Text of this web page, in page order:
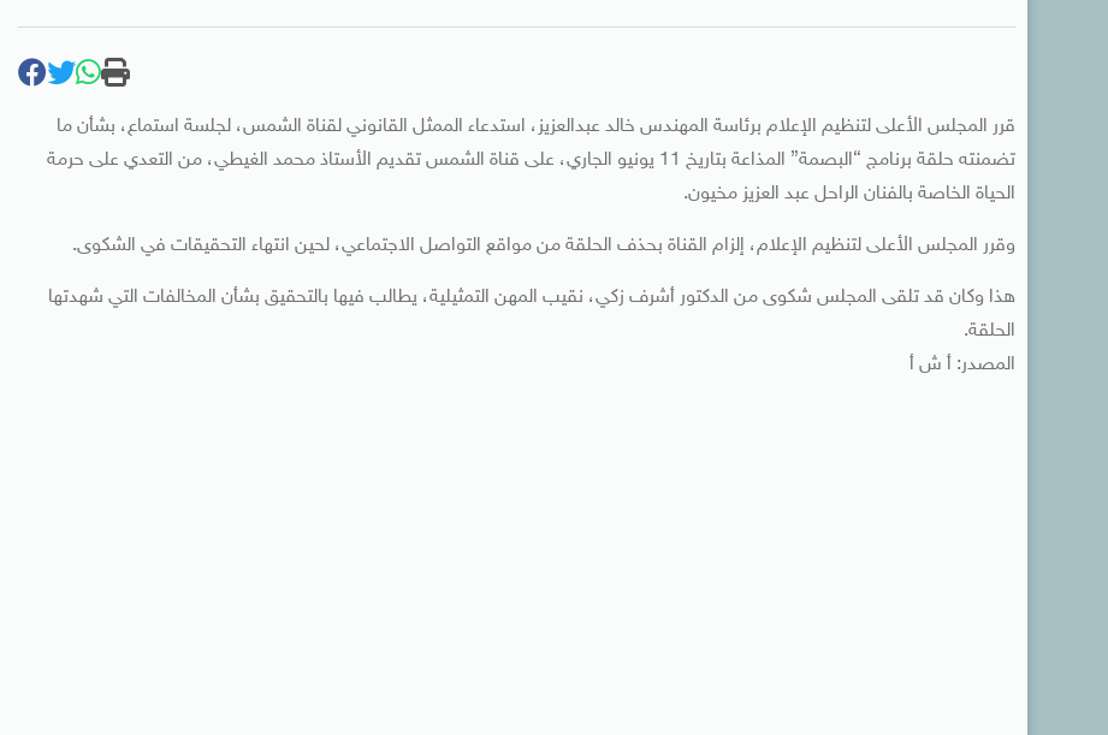
قرر المجلس الأعلى لتنظيم الإعلام برئاسة المهندس خالد عبدالعزيز، استدعاء الممثل القانوني لقناة الشمس، لجلسة استماع، بشأن ما
تضمنته حلقة برنامج “البصمة” المذاعة بتاريخ 11 يونيو الجاري، على قناة الشمس تقديم الأستاذ محمد الغيطي، من التعدي على حرمة
الحياة الخاصة بالفنان الراحل عبد العزيز مخيون.
وقرر المجلس الأعلى لتنظيم الإعلام، إلزام القناة بحذف الحلقة من مواقع التواصل الاجتماعي، لحين انتهاء التحقيقات في الشكوى.
هذا وكان قد تلقى المجلس شكوى من الدكتور أشرف زكي، نقيب المهن التمثيلية، يطالب فيها بالتحقيق بشأن المخالفات التي شهدتها
الحلقة.
المصدر: أ ش أ